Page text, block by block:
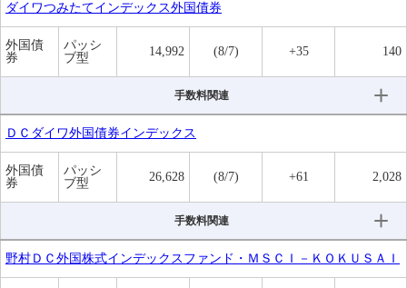
ダイワつみたてインデックス外国債券
外国債
券
パッシ
ブ型
14,992 (8/7) +35 140
手数料関連
ＤＣダイワ外国債券インデックス
外国債
券
パッシ
ブ型
26,628 (8/7) +61 2,028
手数料関連
野村ＤＣ外国株式インデックスファンド・ＭＳＣＩ－ＫＯＫＵＳＡＩ